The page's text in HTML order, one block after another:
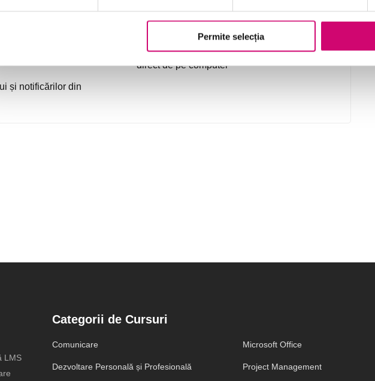
Permite selecția
de la aplicația
folosirea interfeței OneDrive
căutare și găsirea documentelor din OneDrive
direct de pe computer
și notificărilor din
LMS
Categorii de Cursuri
Comunicare
Dezvoltare Personală și Profesională
Microsoft Office
Project Management